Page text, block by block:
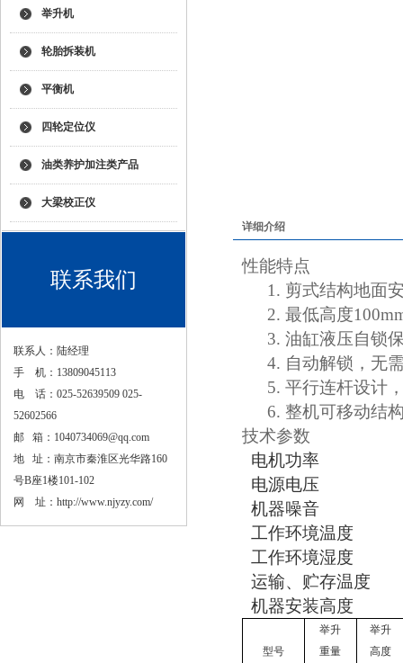
举升机
轮胎拆装机
平衡机
四轮定位仪
油类养护加注类产品
大梁校正仪
联系我们
联系人：陆经理
手 机：13809045113
电 话：025-52639509 025-
52602566
邮 箱：1040734069@qq.com
地 址：南京市秦淮区光华路160
号B座1楼101-102
网 址： http://www.njyzy.com/
详细介绍
性能特点
1. 剪式结构地面
2. 最低高度
3. 油缸液压自锁
4. 自动解锁，无
5. 平行连杆设计
6. 整机可移动结
技术参数
电机功率
电源电压
机器噪音
工作环境温度
工作环境湿度
运输、贮存温度
机器安装高度
型号
举升
重量
举升
高度